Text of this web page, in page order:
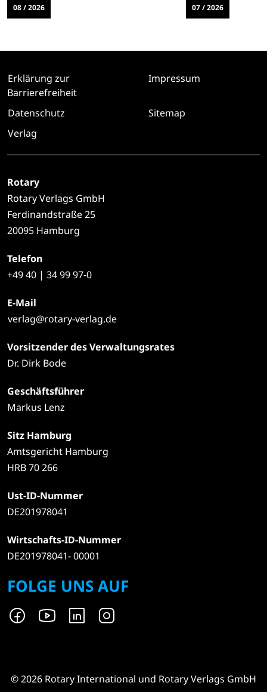
08 / 2026 07 / 2026
Erklärung zur
Barrierefreiheit
Impressum
Datenschutz
Sitemap
Verlag
Rotary
Rotary Verlags GmbH
Ferdinandstraße 25
20095 Hamburg
Telefon
+4940 | 34 99 97-0
E-Mail
verlag@rotary-verlag.de
Vorsitzender des Verwaltungsrates
Dr. Dirk Bode
Geschäftsführer
Markus Lenz
Sitz Hamburg
Amtsgericht Hamburg
HRB 70 266
Ust-ID-Nummer
DE201978041
Wirtschafts-ID-Nummer
DE201978041- 00001
FOLGE UNS AUF
© 2026 Rotary International und Rotary Verlags GmbH